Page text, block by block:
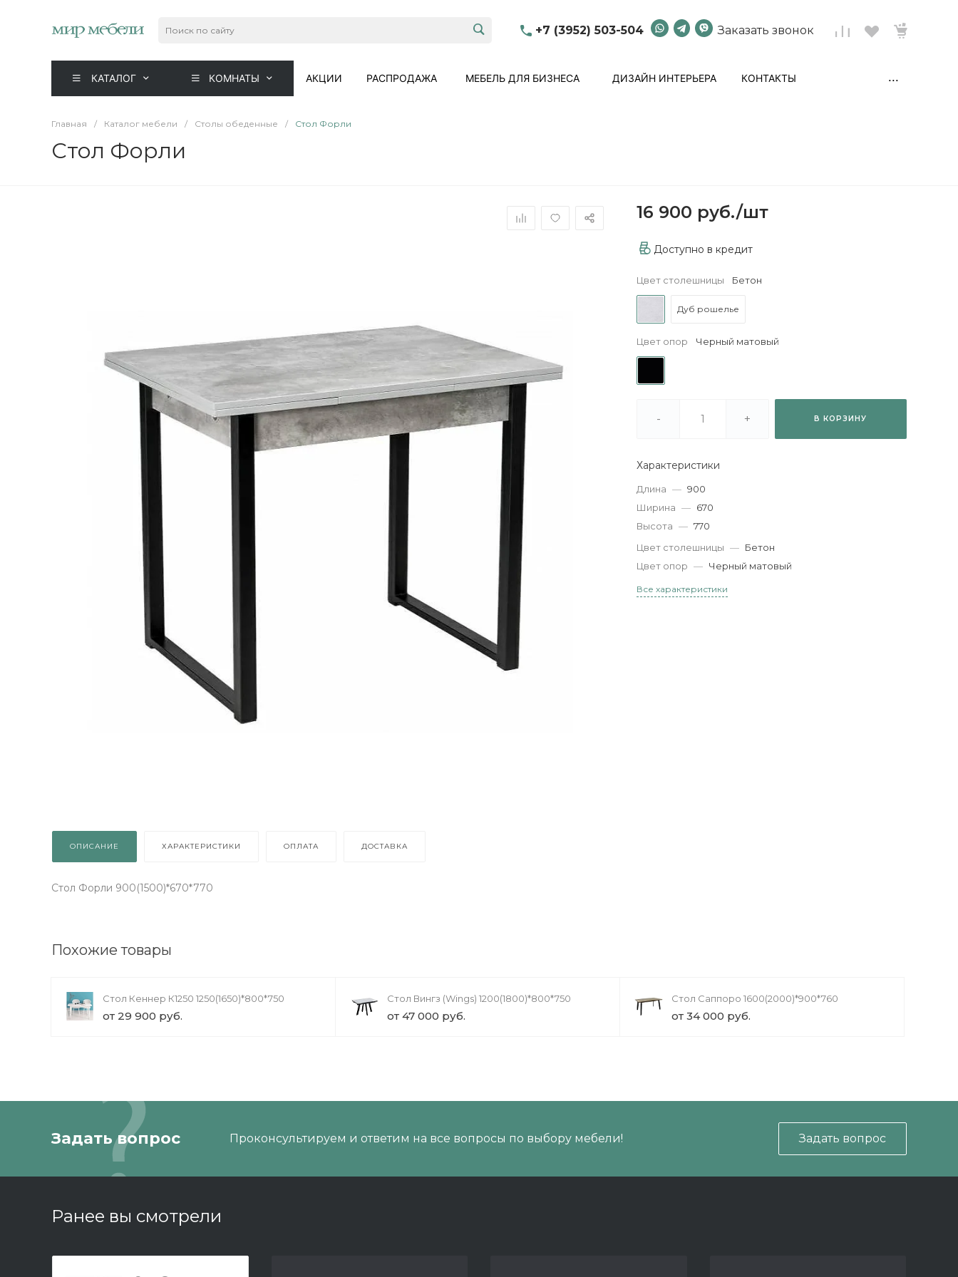
+7 (3952) 503-504 Заказать звонок
КАТАЛОГ КОМНАТЫ АКЦИИ РАСПРОДАЖА МЕБЕЛЬ ДЛЯ БИЗНЕСА ДИЗАЙН ИНТЕРЬЕРА КОНТАКТЫ ...
Главная / Каталог мебели / Столы обеденные / Стол Форли
Стол Форли
16 900 руб./шт
Доступно в кредит
Цвет столешницы Бетон
Дуб рошелье
Цвет опор Черный матовый
- + В КОРЗИНУ
Характеристики
Длина — 900
Ширина — 670
Высота — 770
Цвет столешницы — Бетон
Цвет опор — Черный матовый
Все характеристики
ОПИСАНИЕ ХАРАКТЕРИСТИКИ ОПЛАТА ДОСТАВКА
Стол Форли 900(1500)*670*770
Похожие товары
Стол Кеннер К1250 1250(1650)*800*750
от 29 900 руб.
Стол Вингз (Wings) 1200(1800)*800*750
от 47 000 руб.
Стол Саппоро 1600(2000)*900*760
от 34 000 руб.
Задать вопрос Проконсультируем и ответим на все вопросы по выбору мебели! Задать вопрос
Ранее вы смотрели